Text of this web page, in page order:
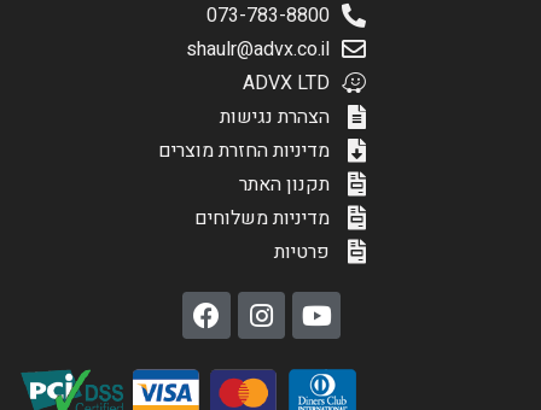
073-783-8800
shaulr@advx.co.il
ADVX LTD
הצהרת נגישות
מדיניות החזרת מוצרים
תקנון האתר
מדיניות משלוחים
פרטיות